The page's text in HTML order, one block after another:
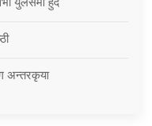
अन्तरकृया